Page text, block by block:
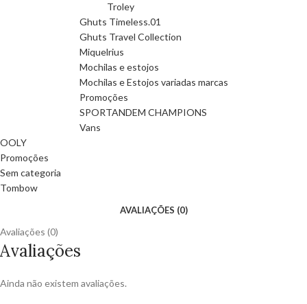
Troley
Ghuts Timeless.01
Ghuts Travel Collection
Miquelrius
Mochilas e estojos
Mochilas e Estojos variadas marcas
Promoções
SPORTANDEM CHAMPIONS
Vans
OOLY
Promoções
Sem categoria
Tombow
AVALIAÇÕES (0)
Avaliações (0)
Avaliações
Ainda não existem avaliações.